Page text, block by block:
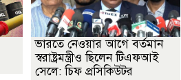
ভারতে নেওয়ার আগে বর্তমান
স্বরাষ্ট্রমন্ত্রীও ছিলেন টিএফআই
সেলে: চিফ প্রসিকিউটর